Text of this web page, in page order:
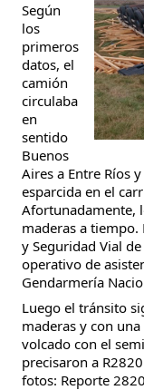
Según
los
primeros
datos, el
camión
circulaba
en
sentido
Buenos
Aires a Entre Ríos
esparcida en el
Afortunadamente,
maderas a tiempo.
y Seguridad Vial
operativo de
Gendarmería
Luego el tránsito
maderas y con
volcado con el
precisaron a
fotos: Reporte